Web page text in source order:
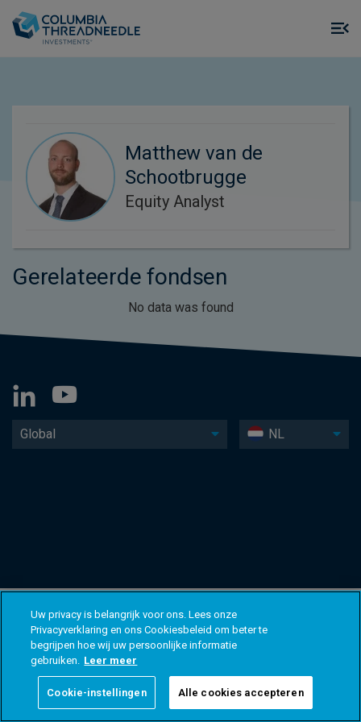
Matthew van de
Schootbrugge
Equity Analyst
Gerelateerde fondsen
No data was found
Global NL
Uw privacy is belangrijk voor ons. Lees onze
Privacyverklaring en ons Cookiesbeleid om beter te
begrijpen hoe wij uw persoonlijke informatie
gebruiken. Leer meer
Cookie-instellingen Alle cookies accepteren